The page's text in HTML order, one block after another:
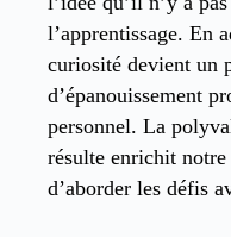
l’apprentissage. En
curiosité devient un
d’épanouissement
personnel. La
résulte enrichit
d’aborder les défis